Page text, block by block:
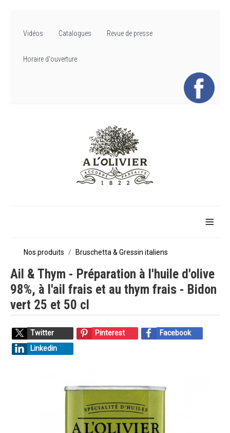
Vidéos Catalogues Revue de presse
Horaire d'ouverture
≡
Nos produits Bruschetta & Gressin italiens
Ail & Thym - Préparation à l'huile d'olive
98%, à l'ail frais et au thym frais - Bidon
vert 25 et 50 cl
Twitter Pinterest
Facebook
Linkedin